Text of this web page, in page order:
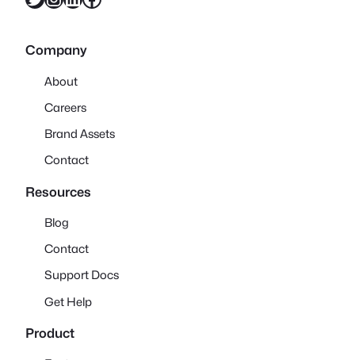
Company
About
Careers
Brand Assets
Contact
Resources
Blog
Contact
Support Docs
Get Help
Product